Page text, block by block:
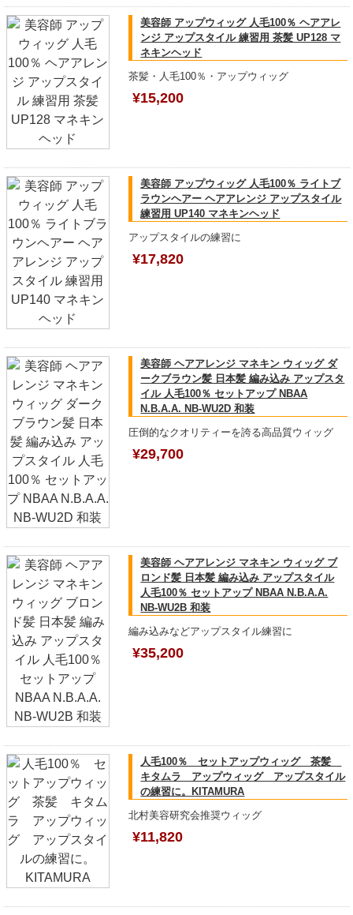
美容師 アップウィッグ 人毛100％ ヘアアレ
ンジ アップスタイル 練習用 茶髪 UP128 マ
ネキンヘッド
茶髪・人毛100％・アップウィッグ
¥15,200
美容師 アップウィッグ 人毛100％ ライトブ
ラウンヘアー ヘアアレンジ アップスタイル
練習用 UP140 マネキンヘッド
アップスタイルの練習に
¥17,820
美容師 ヘアアレンジ マネキン ウィッグ ダ
ークブラウン髪 日本髪 編み込み アップスタ
イル 人毛100％ セットアップ NBAA
N.B.A.A. NB-WU2D 和装
圧倒的なクオリティーを誇る高品質ウィッグ
¥29,700
美容師 ヘアアレンジ マネキン ウィッグ ブ
ロンド髪 日本髪 編み込み アップスタイル
人毛100％ セットアップ NBAA N.B.A.A.
NB-WU2B 和装
編み込みなどアップスタイル練習に
¥35,200
人毛100％ セットアップウィッグ 茶髪
キタムラ アップウィッグ アップスタイル
の練習に。KITAMURA
北村美容研究会推奨ウィッグ
¥11,820